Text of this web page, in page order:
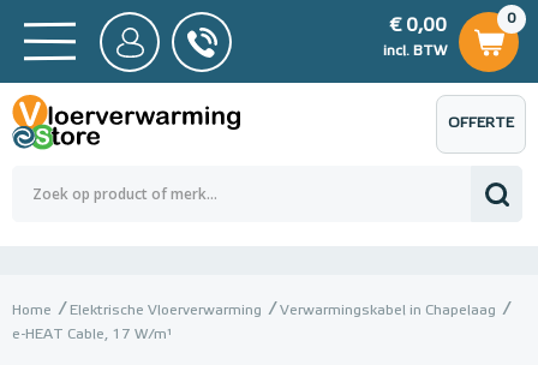
BTW
0,00
0
€ 0,00
incl. BTW
€ 0,00
OFFERTE
AANVRAGEN
Home Elektrische Vloerverwarming
Verwarmingskabel in Chapelaag
e-HEAT Cable, 17 W/m¹